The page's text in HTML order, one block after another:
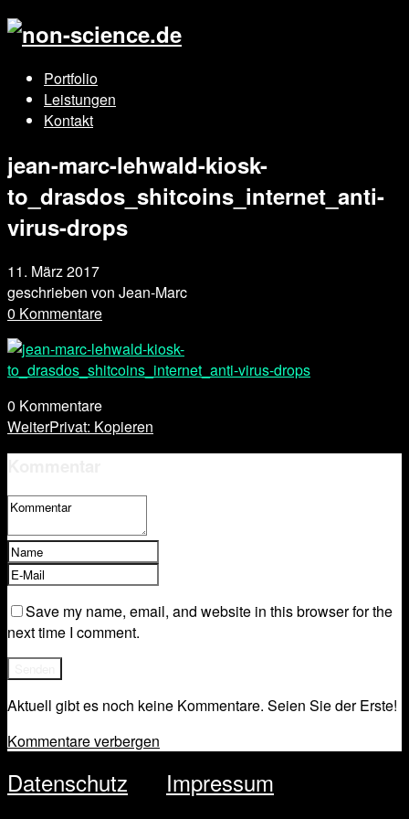
Portfolio
Leistungen
Kontakt
jean-marc-lehwald-kiosk-
to_drasdos_shitcoins_internet_anti-
virus-drops
11. März 2017
geschrieben von Jean-Marc
0 Kommentare
0 Kommentare
WeiterPrivat: Kopieren
Save my name, email, and website in this browser for the
next time I comment.
Aktuell gibt es noch keine Kommentare. Seien Sie der Erste!
Kommentare verbergen
Datenschutz
Impressum